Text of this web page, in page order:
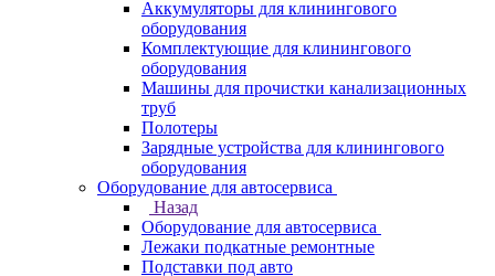
Аккумуляторы для клинингового
оборудования
Комплектующие для клинингового
оборудования
Машины для прочистки канализационных
труб
Полотеры
Зарядные устройства для клинингового
оборудования
Оборудование для автосервиса
Назад
Оборудование для автосервиса
Лежаки подкатные ремонтные
Подставки под авто